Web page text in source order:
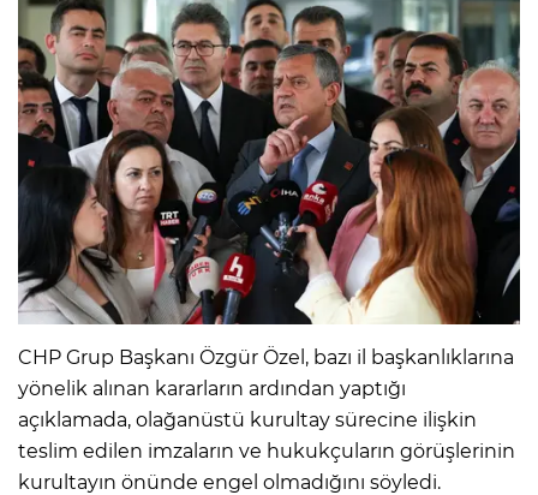
CHP Grup Başkanı Özgür Özel, bazı il başkanlıklarına
yönelik alınan kararların ardından yaptığı
açıklamada, olağanüstü kurultay sürecine ilişkin
teslim edilen imzaların ve hukukçuların görüşlerinin
kurultayın önünde engel olmadığını söyledi.